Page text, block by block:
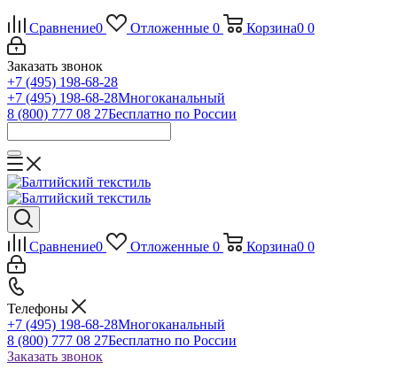
Сравнение0 Отложенные 0 Корзина0 0
Заказать звонок
+7 (495) 198-68-28
+7 (495) 198-68-28Многоканальный
8 (800) 777 08 27Бесплатно по России
Сравнение0 Отложенные 0 Корзина0 0
Телефоны
+7 (495) 198-68-28Многоканальный
8 (800) 777 08 27Бесплатно по России
Заказать звонок